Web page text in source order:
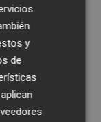
sucesos
cada
a
y
de